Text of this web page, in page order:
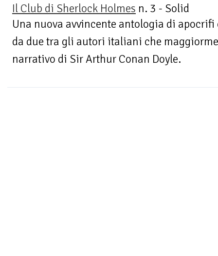
Il Club di Sherlock Holmes n. 3 - Solid
Una nuova avvincente antologia di
da due tra gli autori italiani che
narrativo di Sir Arthur Conan Doyle.